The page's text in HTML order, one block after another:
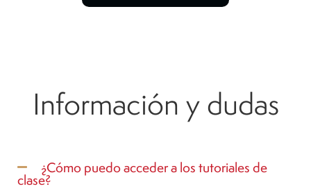
Información y dudas
¿Cómo puedo acceder a los tutoriales de
clase?